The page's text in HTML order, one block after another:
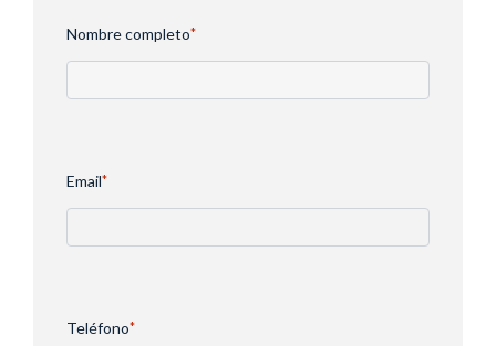
Nombre completo*
Email*
Teléfono*